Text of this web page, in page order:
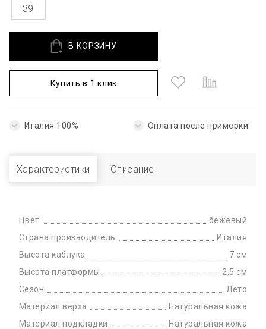
39
В КОРЗИНУ
Купить в 1 клик
Италия 100% Оплата после примерки
Характеристики Описание
Цвет
бежевый
Страна производитель
Италия
Высота каблука
7 см
Высота платформы
2,5 см
Сезон
Лето
Материал верха
Натуральная кожа
Материал подкладки
Натуральная кожа